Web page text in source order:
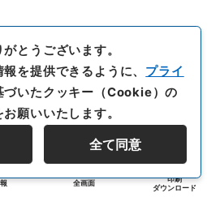
全画面
印刷
ダウンロード
とうございます。
を提供できるように、 プライ
づいたクッキー（Cookie）の
願いいたします。
全て同意